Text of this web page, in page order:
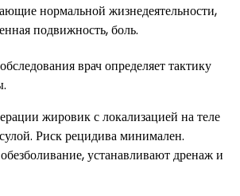
нормальной жизнедеятельности,
подвижность, боль.
врач определяет тактику
жировик с локализацией на теле
Риск рецидива минимален.
устанавливают дренаж и